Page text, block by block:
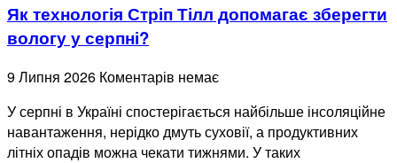
Як технологія Стріп Тілл допомагає зберегти
вологу у серпні?
9 Липня 2026 Коментарів немає
У серпні в Україні спостерігається найбільше інсоляційне
навантаження, нерідко дмуть суховії, а продуктивних
літніх опадів можна чекати тижнями. У таких